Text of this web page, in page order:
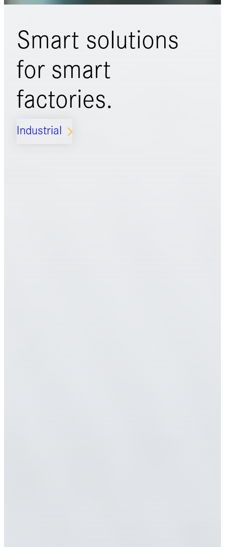
Smart solutions
for smart
factories.
Industrial ARROW_FORWARD_IOS